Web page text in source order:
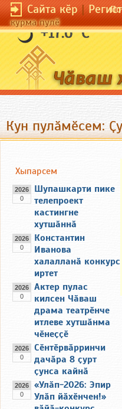
Сайта кӗр|
курма пулӗ
+17.6 °C
Кун пулӑмӗсем:
Хыпарсем
2026
0
Шупашкарти пике
телепроект
кастингне
хутшӑннӑ
2026
0
Константин
Иванова
халалланӑ конкурс
иртет
2026
0
Актер пулас
килсен Чӑваш
драма театрӗнче
итлеве хутшӑнма
чӗнеҫҫӗ
2026
0
Сӗнтӗрвӑрринчи
дачӑра 8 ҫурт
ҫунса кайнӑ
2026
0
«Улӑп-2026: Эпир
Улӑп йӑхӗнчен!»